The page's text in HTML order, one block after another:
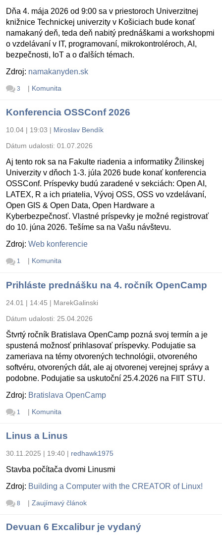
Dňa 4. mája 2026 od 9:00 sa v priestoroch Univerzitnej
knižnice Technickej univerzity v Košiciach bude konať
namakaný deň, teda deň nabitý prednáškami a workshopmi
o vzdelávaní v IT, programovaní, mikrokontroléroch, AI,
bezpečnosti, IoT a o ďalších témach.
Zdroj: namakanyden.sk
3 | Komunita
Konferencia OSSConf 2026
10.04 | 19:03 | Miroslav Bendík
Dátum udalosti: 01.07.2026
Aj tento rok sa na Fakulte riadenia a informatiky Žilinskej
Univerzity v dňoch 1-3. júla 2026 bude konať konferencia
OSSConf. Príspevky budú zaradené v sekciách: Open AI,
LATEX, R a ich priatelia, Vývoj OSS, OSS vo vzdelávaní,
Open GIS & Open Data, Open Hardware a
Kyberbezpečnosť. Vlastné príspevky je možné registrovať
do 10. júna 2026. Tešíme sa na Vašu návštevu.
Zdroj: Web konferencie
1 | Komunita
Prihláste prednášku na 4. ročník OpenCamp
24.01 | 14:45 | MarekGalinski
Dátum udalosti: 25.04.2026
Štvrtý ročník Bratislava OpenCamp pozná svoj termín a je
spustená možnosť prihlasovať príspevky. Podujatie sa
zameriava na témy otvorených technológii, otvoreného
softvéru, otvorených dát, ale aj otvorenej verejnej správy a
podobne. Podujatie sa uskutoční 25.4.2026 na FIIT STU.
Zdroj: Bratislava OpenCamp
1 | Komunita
Linus a Linus
30.11.2025 | 19:40 | redhawk1975
Stavba počítača dvomi Linusmi
Zdroj: Building a Computer with the CREATOR of Linux!
8 | Zaujímavý článok
Devuan 6 Excalibur je vydaný